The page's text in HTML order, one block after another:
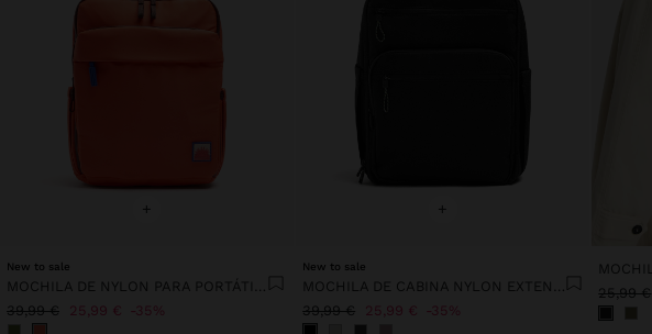
+
New to sale
MOCHILA DE NYLON PARA PORTÁTIL DE 13"
39,99 € 25,99 € 35%
+
New to sale
MOCHILA DE CABINA NYLON EXTENSIBLE CON PORTA-BOTELLA
39,99 € 25,99 € 35%
25,99 €